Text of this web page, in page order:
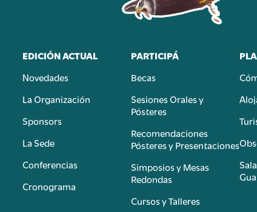
EDICIÓN ACTUAL
Novedades
La Organización
Sponsors
La Sede
Conferencias
Cronograma
PARTICIPÁ
Becas
Sesiones Orales y
Pósteres
Recomendaciones
Pósteres y Presentaciones
Simposios y Mesas
Redondas
Cursos y Talleres